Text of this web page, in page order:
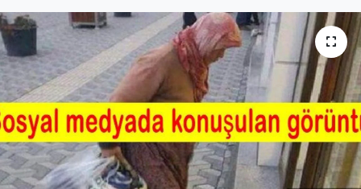
Magazin
Haber Arşivi